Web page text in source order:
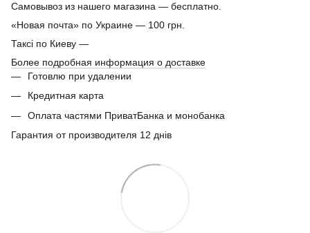
Самовывоз из нашего магазина — бесплатно.
«Новая почта» по Украине — 100 грн.
Таксі по Киеву —
Более подробная информация о доставке
Готовлю при удалении
Кредитная карта
Оплата частями ПриватБанка и монобанка
Гарантия от производителя 12 днів